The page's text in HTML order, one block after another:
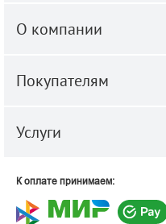
О компании
Покупателям
Услуги
К оплате принимаем: